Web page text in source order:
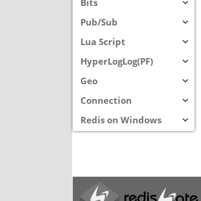
Bits
Pub/Sub
Lua Script
HyperLogLog(PF)
Geo
Connection
Redis on Windows